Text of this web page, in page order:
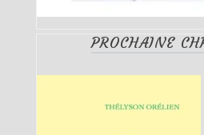
PROCHAINE